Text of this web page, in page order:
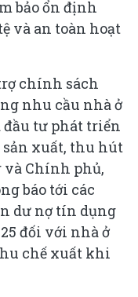
bảo ổn định
và an toàn hoạt
chính sách
nhu cầu nhà ở
tư phát triển
xuất, thu hút
và Chính phủ,
báo tới các
dư nợ tín dụng
đối với nhà ở
chế xuất khi